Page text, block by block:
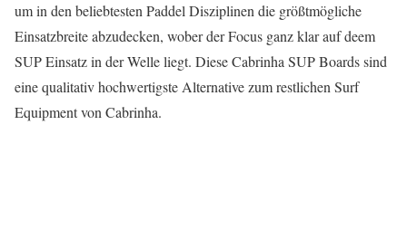
um in den beliebtesten Paddel Disziplinen die größtmögliche
Einsatzbreite abzudecken, wober der Focus ganz klar auf deem
SUP Einsatz in der Welle liegt. Diese Cabrinha SUP Boards sind
eine qualitativ hochwertigste Alternative zum restlichen Surf
Equipment von Cabrinha.